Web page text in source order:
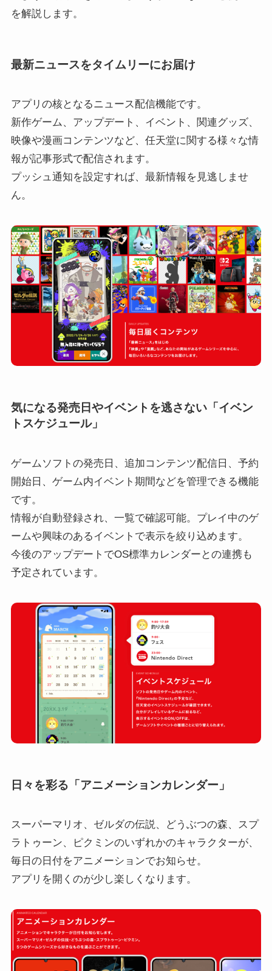
を解説します。
最新ニュースをタイムリーにお届け
アプリの核となるニュース配信機能です。
新作ゲーム、アップデート、イベント、関連グッズ、
映像や漫画コンテンツなど、任天堂に関する様々な情
報が記事形式で配信されます。
プッシュ通知を設定すれば、最新情報を見逃しませ
ん。
気になる発売日やイベントを逃さない「イベン
トスケジュール」
ゲームソフトの発売日、追加コンテンツ配信日、予約
開始日、ゲーム内イベント期間などを管理できる機能
です。
情報が自動登録され、一覧で確認可能。プレイ中のゲ
ームや興味のあるイベントで表示を絞り込めます。
今後のアップデートでOS標準カレンダーとの連携も
予定されています。
日々を彩る「アニメーションカレンダー」
スーパーマリオ、ゼルダの伝説、どうぶつの森、スプ
ラトゥーン、ピクミンのいずれかのキャラクターが、
毎日の日付をアニメーションでお知らせ。
アプリを開くのが少し楽しくなります。